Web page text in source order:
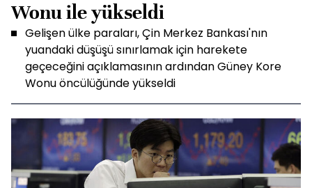
Wonu ile yükseldi
Gelişen ülke paraları, Çin Merkez Bankası'nın
yuandaki düşüşü sınırlamak için harekete
geçeceğini açıklamasının ardından Güney Kore
Wonu öncülüğünde yükseldi